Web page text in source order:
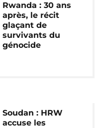
Rwanda : 30 ans
après, le récit
glaçant de
survivants du
génocide
Soudan : HRW
accuse les